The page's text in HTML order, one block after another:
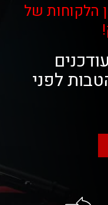
הלקוחות של
לפני